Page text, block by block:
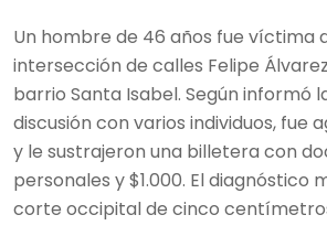
Un hombre de 46 años fue víctima
intersección de calles Felipe
barrio Santa Isabel. Según informó
discusión con varios individuos, fue
y le sustrajeron una billetera con
personales y $1.000. El diagnóstico
corte occipital de cinco